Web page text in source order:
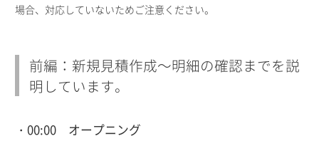
場合、対応していないためご注意ください。
前編：新規見積作成～明細の確認までを説
明しています。
00:00 オープニング